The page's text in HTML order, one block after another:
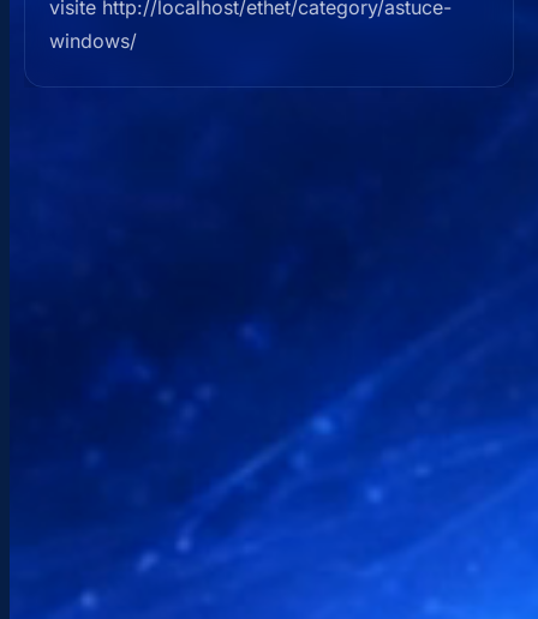
visite http://localhost/ethet/category/astuce-
windows/
Hablemos de tu proyecto.
¿Alguna pregunta, proyecto o necesidad
urgente? Le responderé rápidamente con un
enfoque claro y directo, adaptado a su
+(33) 6 89 98 75 73